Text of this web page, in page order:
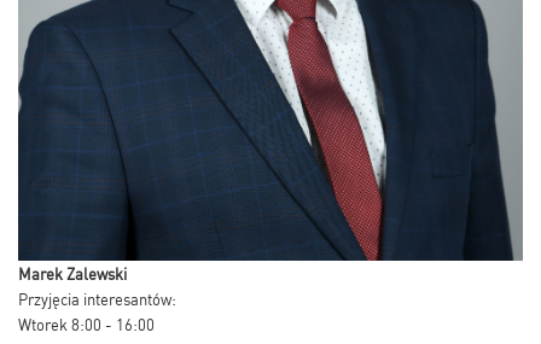
Marek Zalewski
Przyjęcia interesantów:
Wtorek 8:00 - 16:00